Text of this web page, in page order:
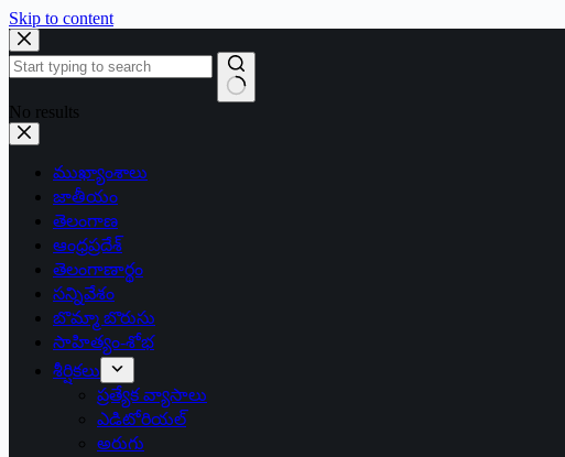
Skip to content
No results
ముఖ్యాంశాలు
జాతీయం
తెలంగాణ
ఆంధ్రప్రదేశ్
తెలంగాణార్థం
సన్నివేశం
బొమ్మా బొరుసు
సాహిత్యం-శోభ
శీర్షికలు
ప్రత్యేక వ్యాసాలు
ఎడిటోరియల్
అరుగు